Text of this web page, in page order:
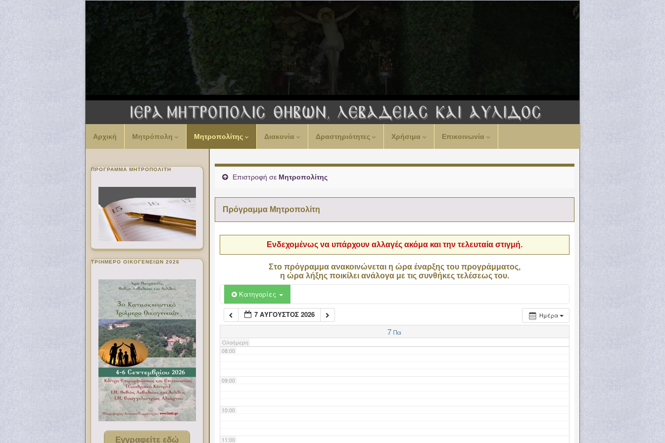
Αρχική Μητρόπολη Μητροπολίτης Διακονία Δραστηριότητες Χρήσιμα Επικοινωνία
Επιστροφή σε Μητροπολίτης
Πρόγραμμα Μητροπολίτη
Ενδεχομένως να υπάρχουν αλλαγές ακόμα και την τελευταία στιγμή.
Στο πρόγραμμα ανακοινώνεται η ώρα έναρξης του προγράμματος,
η ώρα λήξης ποικίλει ανάλογα με τις συνθήκες τελέσεως του.
Κατηγορίες
Ημέρα
7 ΑΎΓΟΥΣΤΟΣ 2026
7 Πα
Ολοήμερη
00:00
02:00
06:00
07:00
08:00
09:00
10:00
11:00
ΠΡΌΓΡΑΜΜΑ ΜΗΤΡΟΠΟΛΊΤΗ
ΤΡΙΗΜΕΡΟ ΟΙΚΟΓΕΝΕΙΩΝ 2026
Εγγραφείτε εδώ